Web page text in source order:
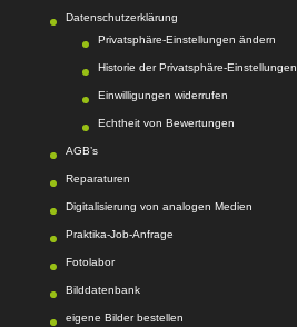
Datenschutzerklärung
Privatsphäre-Einstellungen ändern
Historie der Privatsphäre-Einstellungen
Einwilligungen widerrufen
Echtheit von Bewertungen
AGB’s
Reparaturen
Digitalisierung von analogen Medien
Praktika-Job-Anfrage
Fotolabor
Bilddatenbank
eigene Bilder bestellen